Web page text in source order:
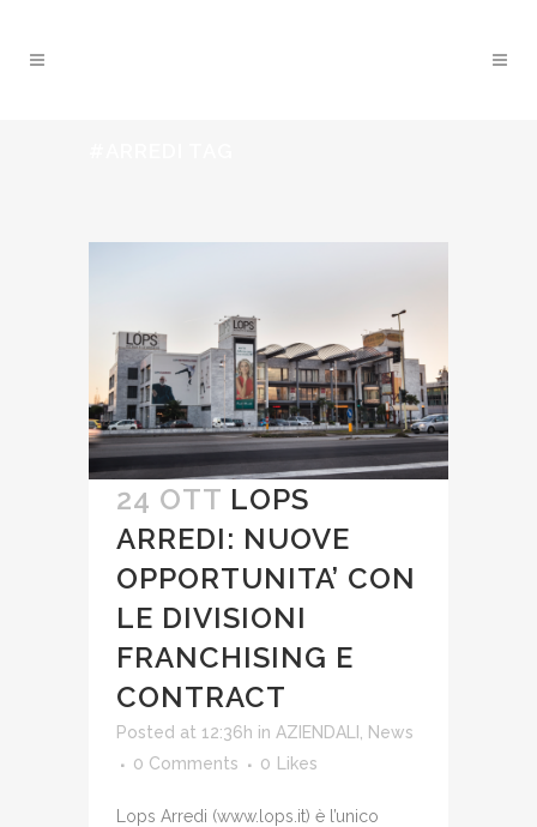
24 OTT LOPS
ARREDI: NUOVE
OPPORTUNITA’ CON
LE DIVISIONI
FRANCHISING E
CONTRACT
Posted at 12:36h in AZIENDALI
News
0 Comments
0 Likes
Lops Arredi (www.lops.it) è l’unico